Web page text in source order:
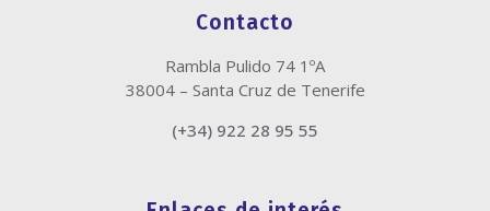
Contacto
Rambla Pulido 74 1ºA
38004 – Santa Cruz de Tenerife
(+34) 922 28 95 55